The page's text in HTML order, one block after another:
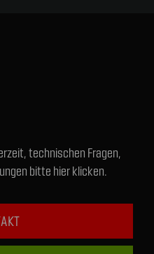
technischen Fragen,
bitte hier klicken.